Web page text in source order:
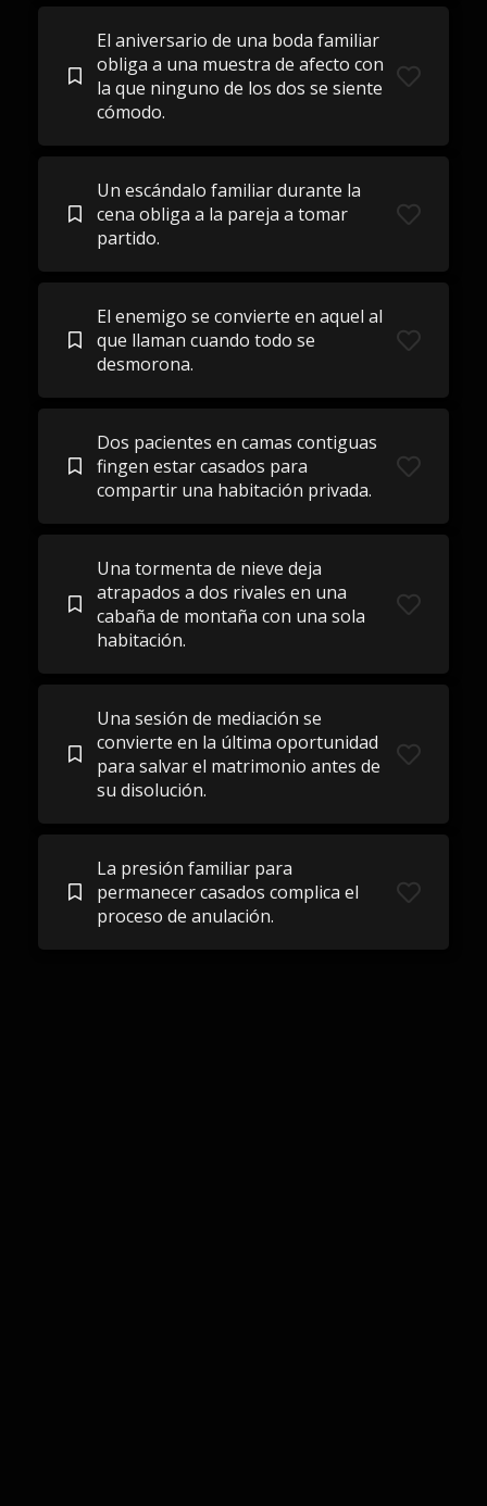
El aniversario de una boda familiar
obliga a una muestra de afecto con
la que ninguno de los dos se siente
cómodo.
Un escándalo familiar durante la
cena obliga a la pareja a tomar
partido.
El enemigo se convierte en aquel al
que llaman cuando todo se
desmorona.
Dos pacientes en camas contiguas
fingen estar casados ​​para
compartir una habitación privada.
Una tormenta de nieve deja
atrapados a dos rivales en una
cabaña de montaña con una sola
habitación.
Una sesión de mediación se
convierte en la última oportunidad
para salvar el matrimonio antes de
su disolución.
La presión familiar para
permanecer casados ​​complica el
proceso de anulación.